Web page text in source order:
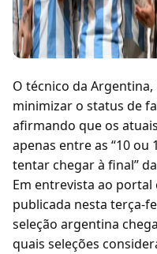
O técnico da
minimizar o status de
afirmando que os
apenas entre as “10 ou
tentar chegar à final”
Em entrevista ao
publicada nesta terça-
seleção argentina
quais seleções